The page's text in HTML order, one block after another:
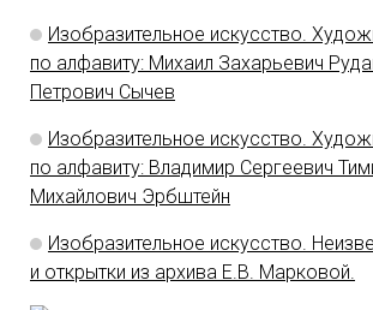
Изобразительное искусство.
по алфавиту: Михаил Захарьевич
Петрович Сычев
Изобразительное искусство.
по алфавиту: Владимир Сергеевич
Михайлович Эрбштейн
Изобразительное искусство.
и открытки из архива Е.В. Марковой.